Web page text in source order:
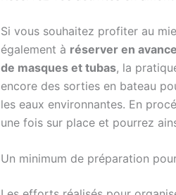
Si vous souhaitez profiter au
également à réserver en
de masques et tubas, la
encore des sorties en bateau
les eaux environnantes. En
une fois sur place et pourrez
Un minimum de préparation